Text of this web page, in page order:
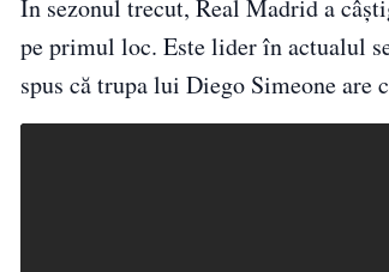
În sezonul trecut, Real Madrid a
pe primul loc. Este lider în actualul
spus că trupa lui Diego Simeone